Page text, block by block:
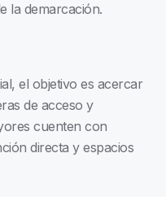
la demarcación.
el objetivo es acercar
de acceso y
cuenten con
directa y espacios